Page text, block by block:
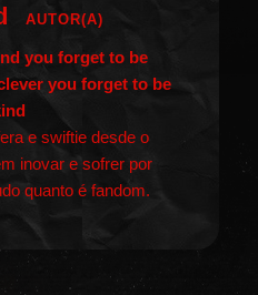
AUTOR(A)
you forget to be
you forget to be
e swiftie desde o
inovar e sofrer por
quanto é fandom.